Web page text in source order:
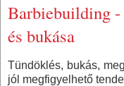
Barbiebuilding
és bukása
Tündöklés, bukás,
jól megfigyelhető